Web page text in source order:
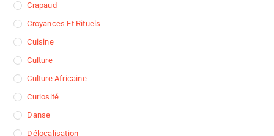
Crapaud
Croyances Et Rituels
Cuisine
Culture
Culture Africaine
Curiosité
Danse
Délocalisation